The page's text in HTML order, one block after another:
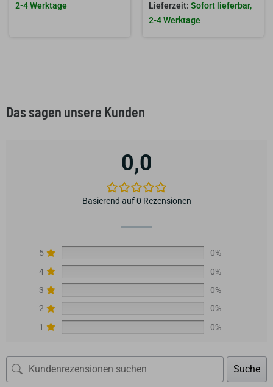
2-4 Werktage
Sofort lieferbar,
2-4 Werktage
Das sagen unsere Kunden
0,0
Basierend auf 0 Rezensionen
5
0%
4
0%
3
0%
2
0%
1
0%
Suche